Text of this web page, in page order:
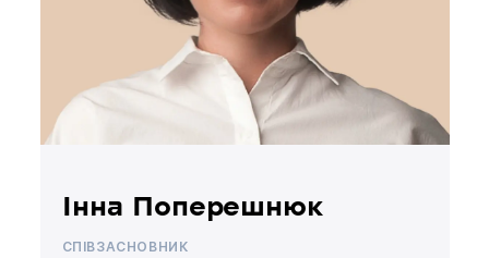
Інна Поперешнюк
СПІВЗАСНОВНИК